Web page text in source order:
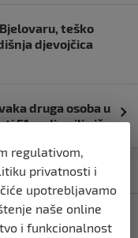
teško
djevojčica
druga osoba u
51 godinu ili više
Najčitanije
regulativom,
privatnosti i
upotrebljavamo
naše online
i funkcionalnost